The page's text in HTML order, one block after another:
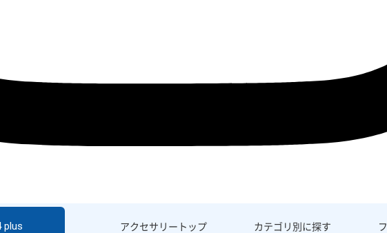
アクセサリー トップ カテゴリ別に探す
plus